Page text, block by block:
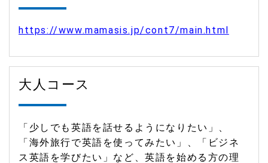
https://www.mamasis.jp/cont7/main.html
大人コース
「少しでも英語を話せるようになりたい」、
「海外旅行で英語を使ってみたい」、「ビジネ
ス英語を学びたい」など、英語を始める方の理